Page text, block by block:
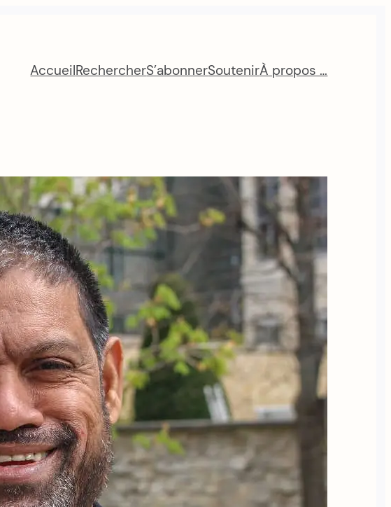
AccueilRechercherS’abonnerSoutenirÀ propos …